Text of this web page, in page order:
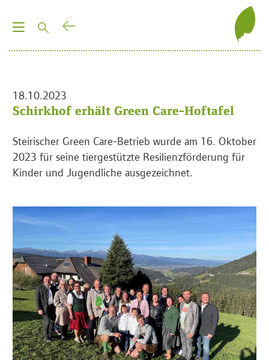
T
e
a
v
i
t
o
n
18.10.2023
Schirkhof erhält Green Care-Hoftafel
Steirischer Green Care-Betrieb wurde am 16. Oktober
2023 für seine tiergestützte Resilienzförderung für
Kinder und Jugendliche ausgezeichnet.